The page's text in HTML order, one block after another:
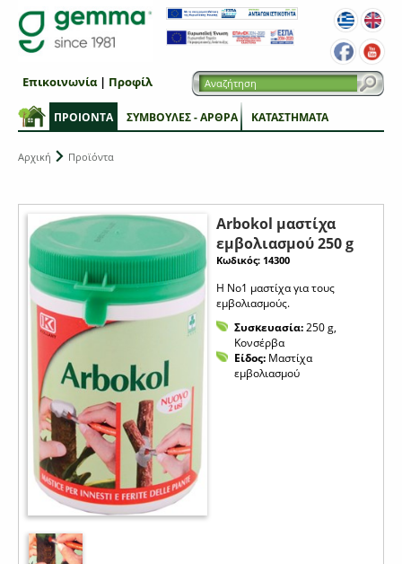
ΠΡΟΙΟΝΤΑ ΣΥΜΒΟΥΛΕΣ - ΑΡΘΡΑ ΚΑΤΑΣΤΗΜΑΤΑ
Επικοινωνία| Προφίλ
Αρχική Προϊόντα
Arbokol μαστίχα
εμβολιασμού 250 g
Κωδικός: 14300
Η Νο1 μαστίχα για τους
εμβολιασμούς.
Συσκευασία:250 g,
Κονσέρβα
Είδος: Μαστίχα
εμβολιασμού